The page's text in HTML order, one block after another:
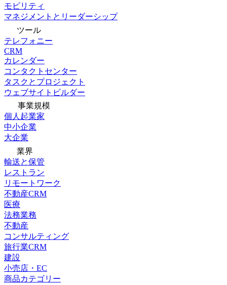
モビリティ
マネジメントとリーダーシップ
ツール
テレフォニー
CRM
カレンダー
コンタクトセンター
タスクとプロジェクト
ウェブサイトビルダー
事業規模
個人起業家
中小企業
大企業
業界
輸送と保管
レストラン
リモートワーク
不動産CRM
医療
法務業務
不動産
コンサルティング
旅行業CRM
建設
小売店・EC
商品カテゴリー